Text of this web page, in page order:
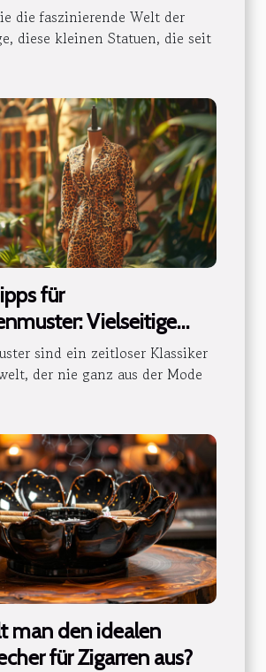
die faszinierende Welt der
diese kleinen Statuen, die seit
für
Vielseitige
jede Jahreszeit
sind ein zeitloser Klassiker
der nie ganz aus der Mode
man den idealen
für Zigarren aus?